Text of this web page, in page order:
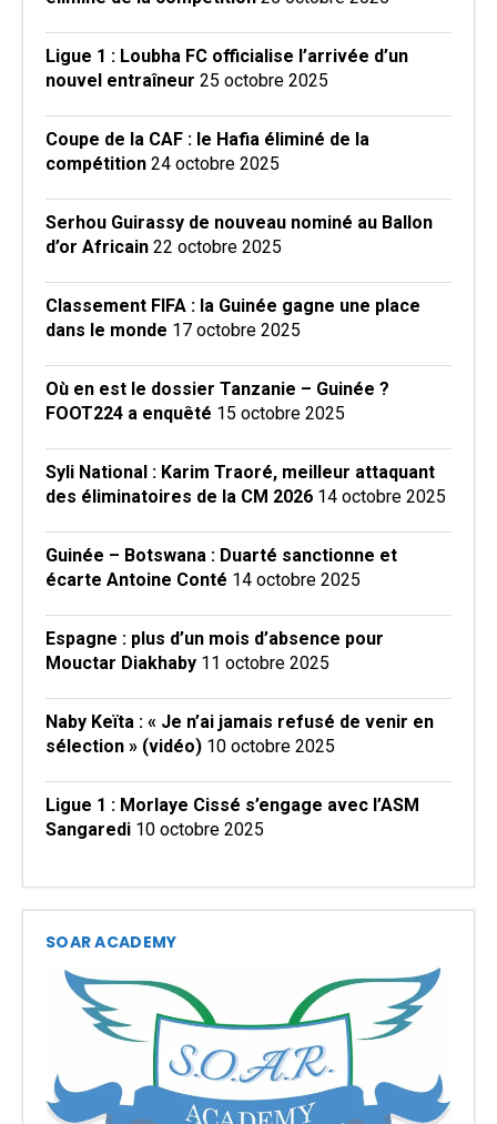
Ligue 1 : Loubha FC officialise l’arrivée d’un
nouvel entraîneur 25 octobre 2025
Coupe de la CAF : le Hafia éliminé de la
compétition 24 octobre 2025
Serhou Guirassy de nouveau nominé au Ballon
d’or Africain 22 octobre 2025
Classement FIFA : la Guinée gagne une place
dans le monde 17 octobre 2025
Où en est le dossier Tanzanie – Guinée ?
FOOT224 a enquêté 15 octobre 2025
Syli National : Karim Traoré, meilleur attaquant
des éliminatoires de la CM 2026 14 octobre 2025
Guinée – Botswana : Duarté sanctionne et
écarte Antoine Conté 14 octobre 2025
Espagne : plus d’un mois d’absence pour
Mouctar Diakhaby 11 octobre 2025
Naby Keïta : « Je n’ai jamais refusé de venir en
sélection » (vidéo) 10 octobre 2025
Ligue 1 : Morlaye Cissé s’engage avec l’ASM
Sangaredi 10 octobre 2025
SOAR ACADEMY